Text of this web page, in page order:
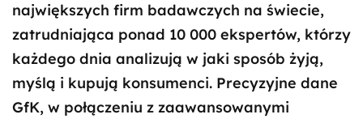
największych firm badawczych na świecie,
zatrudniająca ponad 10 000 ekspertów, którzy
każdego dnia analizują w jaki sposób żyją,
myślą i kupują konsumenci. Precyzyjne dane
GfK, w połączeniu z zaawansowanymi